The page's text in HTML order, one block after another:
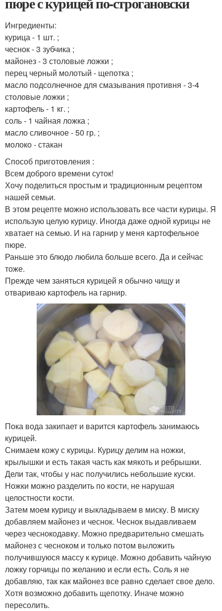
Ингредиенты:
курица - 1 шт. ;
чеснок - 3 зубчика ;
майонез - 3 столовые ложки ;
перец черный молотый - щепотка ;
масло подсолнечное для смазывания противня - 3-4
столовые ложки ;
картофель - 1 кг. ;
соль - 1 чайная ложка ;
масло сливочное - 50 гр. ;
молоко - стакан
Способ приготовления :
Всем доброго времени суток!
Хочу поделиться простым и традиционным рецептом
нашей семьи.
В этом рецепте можно использовать все части курицы. Я
использую целую курицу. Иногда даже одной курицы не
хватает на семью. И на гарнир у меня картофельное
пюре.
Раньше это блюдо любила больше всего. Да и сейчас
тоже.
Прежде чем заняться курицей я обычно чищу и
отвариваю картофель на гарнир.
Пока вода закипает и варится картофель занимаюсь
курицей.
Снимаем кожу с курицы. Курицу делим на ножки,
крылышки и есть такая часть как мякоть и ребрышки.
Дели так, чтобы у нас получились небольшие куски.
Ножки можно разделить по кости, не нарушая
целостности кости.
Затем моем курицу и выкладываем в миску. В миску
добавляем майонез и чеснок. Чеснок выдавливаем
через чеснокодавку. Можно предварительно смешать
майонез с чесноком и только потом выложить
получившуюся массу к курице. Можно добавить чайную
ложку горчицы по желанию и если есть. Соль я не
добавляю, так как майонез все равно сделает свое дело.
Хотя возможно добавить щепотку. Иначе можно
пересолить.